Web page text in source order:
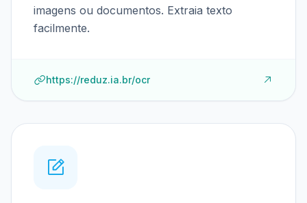
imagens ou documentos. Extraia texto
facilmente.
https://reduz.ia.br/ocr